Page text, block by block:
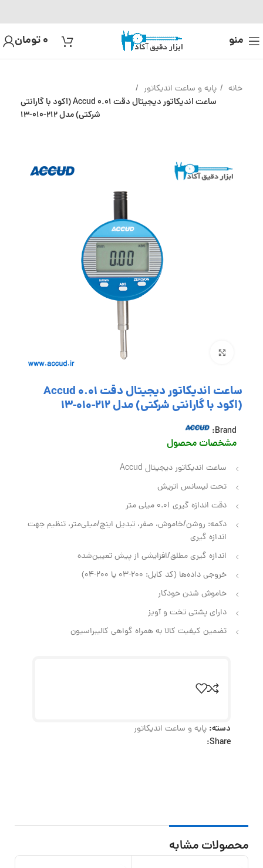
منو 0تومان
خانه پایه و ساعت اندیکاتور
ساعت اندیکاتور دیجیتال دقت 0.01 Accud (اکود با گارانتی
شرکتی) مدل 212-010-13
ساعت اندیکاتور دیجیتال دقت 0.01 Accud
(اکود با گارانتی شرکتی) مدل 212-010-13
Brand:
مشخصات محصول
ساعت اندیکاتور دیجیتال Accud
تحت لیسانس اتریش
دقت اندازه گیری 0.01 میلی متر
دکمه: روشن/خاموش، صفر، تبدیل اینچ/میلی‌متر، تنظیم جهت
اندازه‌ گیری
اندازه‌ گیری مطلق/افزایشی از پیش تعیین‌شده
خروجی داده‌ها (کد کابل: 200-03 یا 200-04)
خاموش شدن خودکار
دارای پشتی تخت و آویز
تضمین کیفیت کالا به همراه گواهی کالیبراسیون
دسته: پایه و ساعت اندیکاتور
Share:
محصولات مشابه